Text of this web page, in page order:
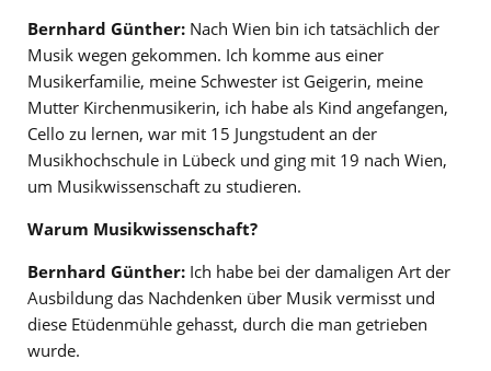
Bernhard Günther: Nach Wien bin ich tatsächlich der
Musik wegen gekommen. Ich komme aus einer
Musikerfamilie, meine Schwester ist Geigerin, meine
Mutter Kirchenmusikerin, ich habe als Kind angefangen,
Cello zu lernen, war mit 15 Jungstudent an der
Musikhochschule in Lübeck und ging mit 19 nach Wien,
um Musikwissenschaft zu studieren.
Warum Musikwissenschaft?
Bernhard Günther: Ich habe bei der damaligen Art der
Ausbildung das Nachdenken über Musik vermisst und
diese Etüdenmühle gehasst, durch die man getrieben
wurde.